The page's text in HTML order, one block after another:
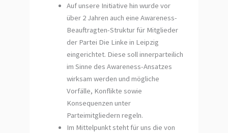
Auf unsere Initiative hin wurde vor
über 2 Jahren auch eine Awareness-
Beauftragten-Struktur für Mitglieder
der Partei Die Linke in Leipzig
eingerichtet. Diese soll innerparteilich
im Sinne des Awareness-Ansatzes
wirksam werden und mögliche
Vorfälle, Konflikte sowie
Konsequenzen unter
Parteimitgliedern regeln.
Im Mittelpunkt steht für uns die von